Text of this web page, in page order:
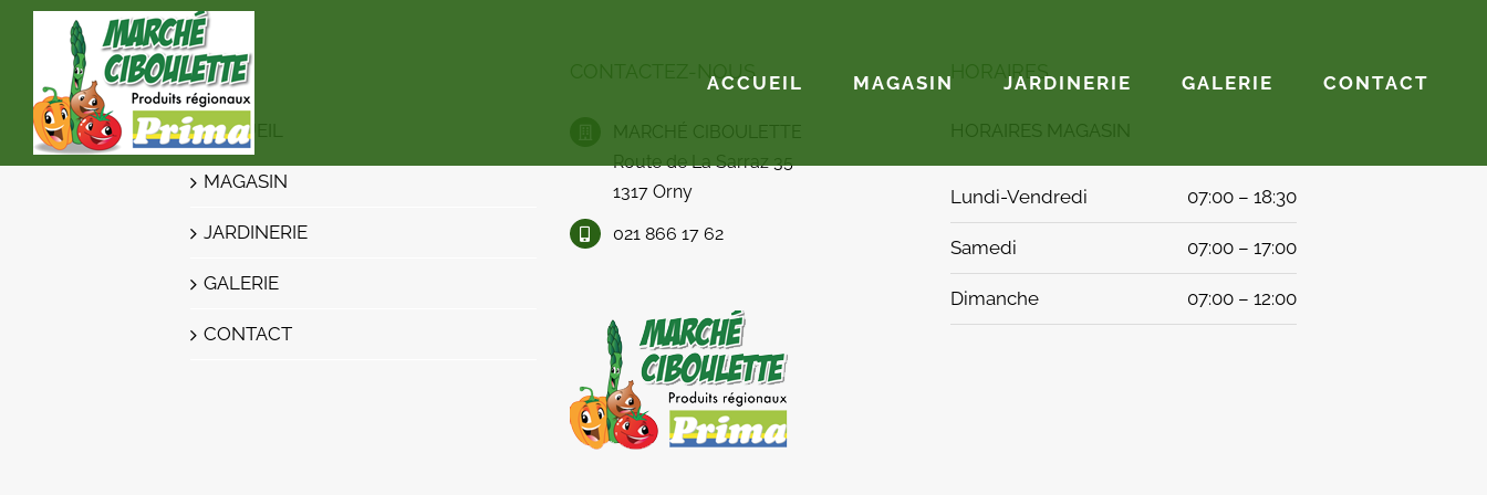
Passer
ACCUEIL MAGASIN JARDINERIE GALERIE CONTACT
MENU
ACCUEIL
MAGASIN
JARDINERIE
GALERIE
CONTACT
CONTACTEZ-NOUS
MARCHÉ CIBOULETTE
Route de La Sarraz 35
1317 Orny
021 866 17 62
HORAIRES
HORAIRES MAGASIN
Lundi-Vendredi 07:00 – 18:30
Samedi 07:00 – 17:00
Dimanche 07:00 – 12:00